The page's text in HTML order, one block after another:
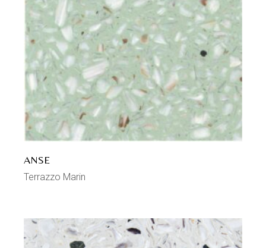
ANSE
Terrazzo Marin